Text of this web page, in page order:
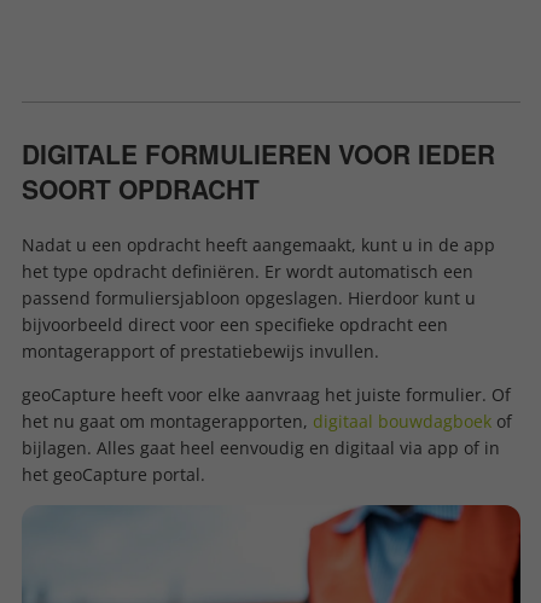
DIGITALE FORMULIEREN VOOR IEDER
SOORT OPDRACHT
Nadat u een opdracht heeft aangemaakt, kunt u in de app
het type opdracht definiëren. Er wordt automatisch een
passend formuliersjabloon opgeslagen. Hierdoor kunt u
bijvoorbeeld direct voor een specifieke opdracht een
montagerapport of prestatiebewijs invullen.
geoCapture heeft voor elke aanvraag het juiste formulier. Of
het nu gaat om montagerapporten, digitaal bouwdagboekof
bijlagen. Alles gaat heel eenvoudig en digitaal via app of in
het geoCapture portal.